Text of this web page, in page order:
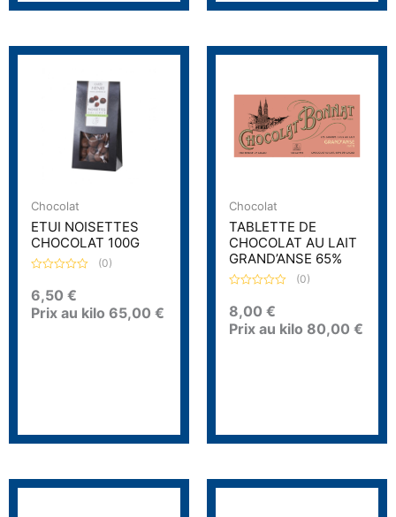
Chocolat
ETUI NOISETTES
CHOCOLAT 100G
o
t
e
0
(0)
6,50 €
Prix au kilo 65,00 €
Chocolat
TABLETTE DE
CHOCOLAT AU LAIT
GRAND’ANSE 65%
o
t
e
0
(0)
8,00 €
Prix au kilo 80,00 €